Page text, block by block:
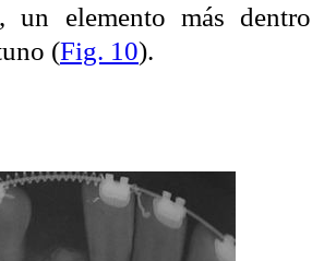
un elemento más
(Fig. 10).